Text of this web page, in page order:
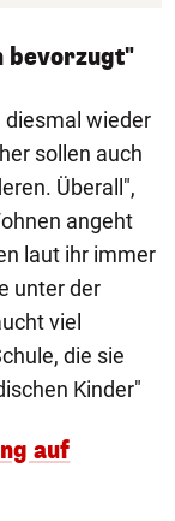
bevorzugt"
diesmal wieder
sollen auch
Überall",
angeht
laut ihr immer
unter der
viel
die sie
Kinder"
auf